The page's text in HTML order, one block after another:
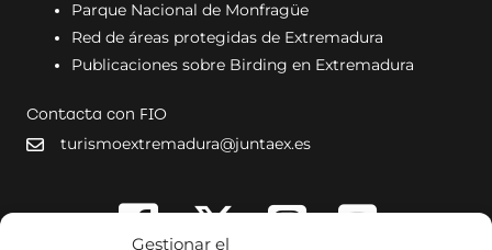
Gestionar el
Parque Nacional de Monfragüe
Red de áreas protegidas de Extremadura
Publicaciones sobre Birding en Extremadura
Contacta con FIO
turismoextremadura@juntaex.es